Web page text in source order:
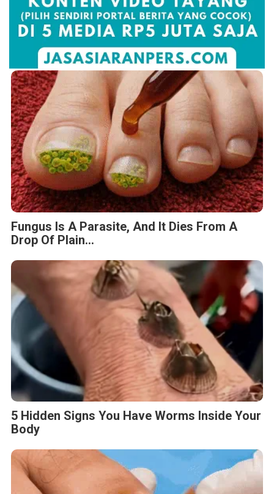
Fungus Is A Parasite, And It Dies From A
Drop Of Plain...
5 Hidden Signs You Have Worms Inside Your
Body